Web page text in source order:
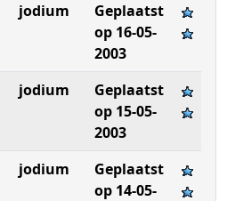
jodium
Geplaatst
op 16-05-
2003
jodium
Geplaatst
op 15-05-
2003
jodium
Geplaatst
op 14-05-